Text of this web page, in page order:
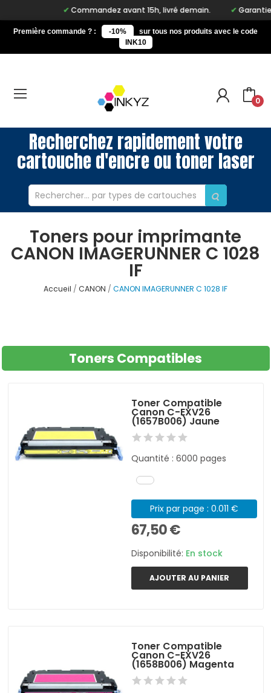
Commandez avant 15h, livré demain. Garantie
Première commande ? : -10%
sur tous nos produits avec le code
INK10
0
Recherchez rapidement votre
cartouche d'encre ou toner laser
Toners pour imprimante
CANON IMAGERUNNER C 1028
IF
Accueil CANON CANON IMAGERUNNER C 1028 IF
Toners Compatibles
Toner Compatible
Canon C-EXV26
(1657B006) Jaune
Quantité : 6000 pages
Prix par page : 0.011 €
67,50 €
Disponibilité: En stock
AJOUTER AU PANIER
Toner Compatible
Canon C-EXV26
(1658B006) Magenta